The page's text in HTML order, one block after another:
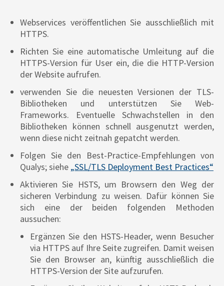
Webservices veröffentlichen Sie ausschließlich mit
HTTPS.
Richten Sie eine automatische Umleitung auf die
HTTPS-Version für User ein, die die HTTP-Version
der Website aufrufen.
verwenden Sie die neuesten Versionen der TLS-
Bibliotheken und unterstützen Sie Web-
Frameworks. Eventuelle Schwachstellen in den
Bibliotheken können schnell ausgenutzt werden,
wenn diese nicht zeitnah gepatcht werden.
Folgen Sie den Best-Practice-Empfehlungen von
Qualys; siehe „SSL/TLS Deployment Best Practices“
Aktivieren Sie HSTS, um Browsern den Weg der
sicheren Verbindung zu weisen. Dafür können Sie
sich eine der beiden folgenden Methoden
aussuchen:
Ergänzen Sie den HSTS-Header, wenn Besucher
via HTTPS auf Ihre Seite zugreifen. Damit weisen
Sie den Browser an, künftig ausschließlich die
HTTPS-Version der Site aufzurufen.